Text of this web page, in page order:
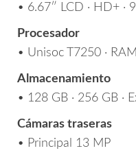
• 6.67″ LCD · HD+ ·
Procesador
• Unisoc T7250 ·
Almacenamiento
• 128 GB · 256 GB ·
Cámaras traseras
• Principal 13 MP